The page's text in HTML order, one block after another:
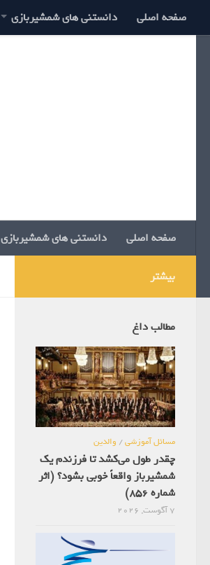
صفحه اصلی دانستنی های شمشیربازی
صفحه اصلی دانستنی های شمشیربازی
بیشتر
مطالب داغ
مسائل آموزشی/ والدین
چقدر طول می‌کشد تا فرزندم یک
شمشیرباز واقعاً خوبی بشود؟ (اثر
شماره 856)
7 آگوست, 2026